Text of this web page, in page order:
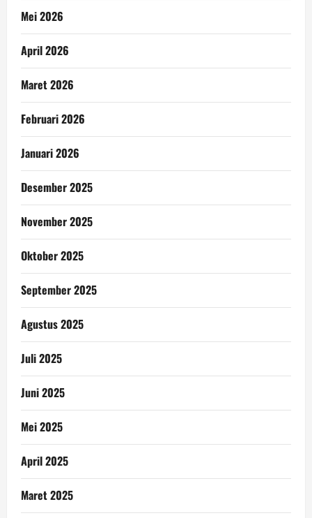
Mei 2026
April 2026
Maret 2026
Februari 2026
Januari 2026
Desember 2025
November 2025
Oktober 2025
September 2025
Agustus 2025
Juli 2025
Juni 2025
Mei 2025
April 2025
Maret 2025